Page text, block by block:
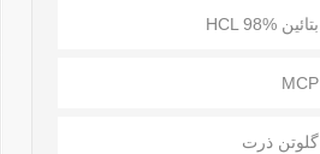
بتائین HCL 98%
MCP
گلوتن ذرت